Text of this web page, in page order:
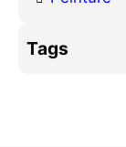
Tags